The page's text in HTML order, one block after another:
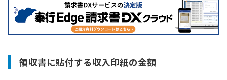
領収書に貼付する収入印紙の金額